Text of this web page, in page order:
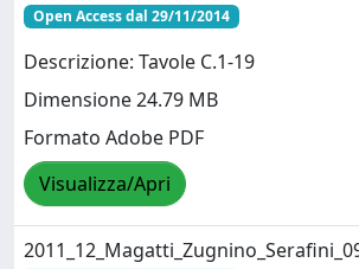
Open Access dal 29/11/2014
Descrizione: Tavole C.1-19
Dimensione 24.79 MB
Formato Adobe PDF
Visualizza/Apri